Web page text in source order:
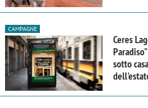
CAMPAGNE
Ceres
sotto